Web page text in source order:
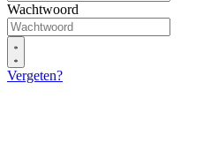
Wachtwoord
Vergeten?